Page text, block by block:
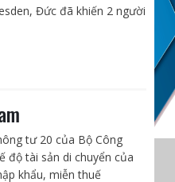
Đức đã khiến 2 người
tư 20 của Bộ Công
độ tài sản di chuyển của
khẩu, miễn thuế